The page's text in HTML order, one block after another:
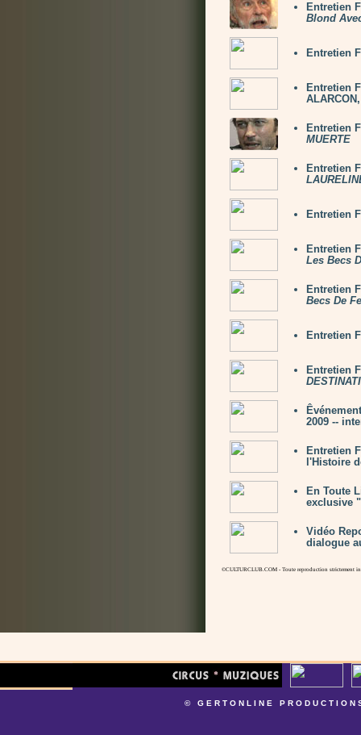
Entretien
Blond
Entretien
Entretien
Entretien
MUERTE
Entretien
Entretien
Entretien
Les Becs
Entretien
Becs De
Entretien
Entretien
2009 --
Entretien
l'Histoire
En Toute
exclusive
Vidéo
dialogue
©CULTURCLUB.COM - Toute reproduction strictement
© GERTONLINE